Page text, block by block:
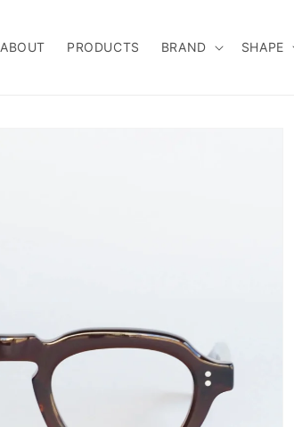
ABOUT PRODUCTS BRAND SHAPE